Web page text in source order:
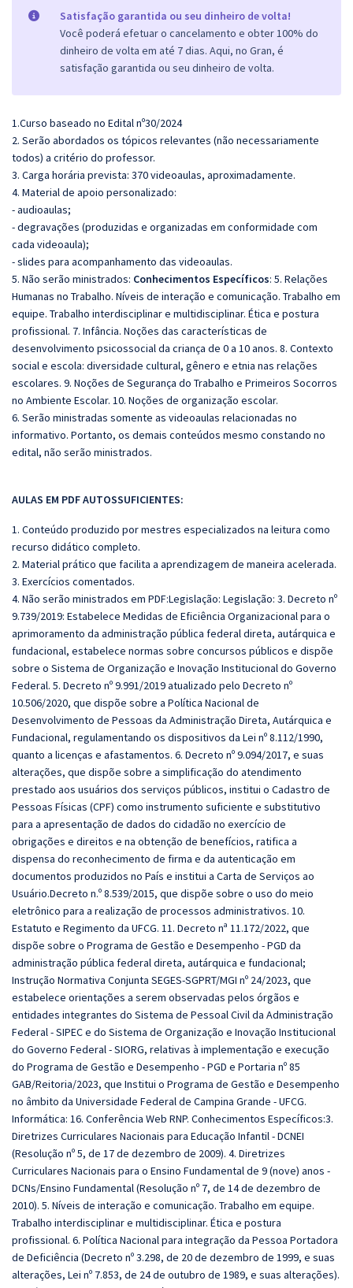
Satisfação garantida ou seu dinheiro de volta!
Você poderá efetuar o cancelamento e obter 100% do
dinheiro de volta em até 7 dias. Aqui, no Gran, é
satisfação garantida ou seu dinheiro de volta.
1.Curso baseado no Edital nº30/2024
2. Serão abordados os tópicos relevantes (não necessariamente
todos) a critério do professor.
3. Carga horária prevista: 370 videoaulas, aproximadamente.
4. Material de apoio personalizado:
- audioaulas;
- degravações (produzidas e organizadas em conformidade com
cada videoaula);
- slides para acompanhamento das videoaulas.
5. Não serão ministrados: Conhecimentos Específicos: 5. Relações
Humanas no Trabalho. Níveis de interação e comunicação. Trabalho em
equipe. Trabalho interdisciplinar e multidisciplinar. Ética e postura
profissional. 7. Infância. Noções das características de
desenvolvimento psicossocial da criança de 0 a 10 anos. 8. Contexto
social e escola: diversidade cultural, gênero e etnia nas relações
escolares. 9. Noções de Segurança do Trabalho e Primeiros Socorros
no Ambiente Escolar. 10. Noções de organização escolar.
6. Serão ministradas somente as videoaulas relacionadas no
informativo. Portanto, os demais conteúdos mesmo constando no
edital, não serão ministrados.
AULAS EM PDF AUTOSSUFICIENTES:
1. Conteúdo produzido por mestres especializados na leitura como
recurso didático completo.
2. Material prático que facilita a aprendizagem de maneira acelerada.
3. Exercícios comentados.
4. Não serão ministrados em PDF:Legislação: Legislação: 3. Decreto nº
9.739/2019: Estabelece Medidas de Eficiência Organizacional para o
aprimoramento da administração pública federal direta, autárquica e
fundacional, estabelece normas sobre concursos públicos e dispõe
sobre o Sistema de Organização e Inovação Institucional do Governo
Federal. 5. Decreto nº 9.991/2019 atualizado pelo Decreto nº
10.506/2020, que dispõe sobre a Política Nacional de
Desenvolvimento de Pessoas da Administração Direta, Autárquica e
Fundacional, regulamentando os dispositivos da Lei nº 8.112/1990,
quanto a licenças e afastamentos. 6. Decreto nº 9.094/2017, e suas
alterações, que dispõe sobre a simplificação do atendimento
prestado aos usuários dos serviços públicos, institui o Cadastro de
Pessoas Físicas (CPF) como instrumento suficiente e substitutivo
para a apresentação de dados do cidadão no exercício de
obrigações e direitos e na obtenção de benefícios, ratifica a
dispensa do reconhecimento de firma e da autenticação em
documentos produzidos no País e institui a Carta de Serviços ao
Usuário.Decreto n.º 8.539/2015, que dispõe sobre o uso do meio
eletrônico para a realização de processos administrativos. 10.
Estatuto e Regimento da UFCG. 11. Decreto nª 11.172/2022, que
dispõe sobre o Programa de Gestão e Desempenho - PGD da
administração pública federal direta, autárquica e fundacional;
Instrução Normativa Conjunta SEGES-SGPRT/MGI nº 24/2023, que
estabelece orientações a serem observadas pelos órgãos e
entidades integrantes do Sistema de Pessoal Civil da Administração
Federal - SIPEC e do Sistema de Organização e Inovação Institucional
do Governo Federal - SIORG, relativas à implementação e execução
do Programa de Gestão e Desempenho - PGD e Portaria nº 85
GAB/Reitoria/2023, que Institui o Programa de Gestão e Desempenho
no âmbito da Universidade Federal de Campina Grande - UFCG.
Informática: 16. Conferência Web RNP. Conhecimentos Específicos:3.
Diretrizes Curriculares Nacionais para Educação Infantil - DCNEI
(Resolução nº 5, de 17 de dezembro de 2009). 4. Diretrizes
Curriculares Nacionais para o Ensino Fundamental de 9 (nove) anos -
DCNs/Ensino Fundamental (Resolução nº 7, de 14 de dezembro de
2010). 5. Níveis de interação e comunicação. Trabalho em equipe.
Trabalho interdisciplinar e multidisciplinar. Ética e postura
profissional. 6. Política Nacional para integração da Pessoa Portadora
de Deficiência (Decreto nº 3.298, de 20 de dezembro de 1999, e suas
alterações, Lei nº 7.853, de 24 de outubro de 1989, e suas alterações).